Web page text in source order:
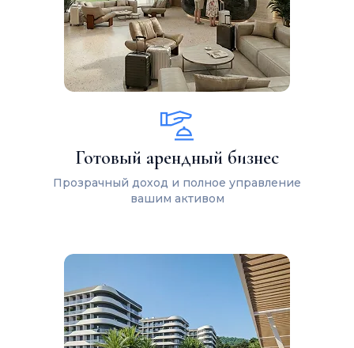
Готовый арендный бизнес
Прозрачный доход и полное управление
вашим активом